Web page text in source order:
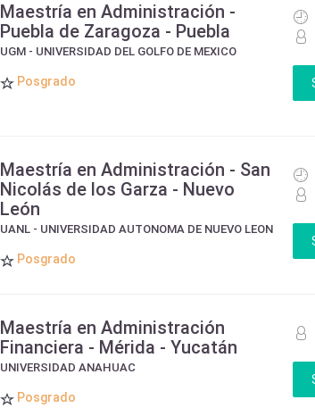
Maestría en Administración -
Puebla de Zaragoza - Puebla
UGM - UNIVERSIDAD DEL GOLFO DE MEXICO
Posgrado
Maestría en Administración - San
Nicolás de los Garza - Nuevo
León
UANL - UNIVERSIDAD AUTONOMA DE NUEVO LEON
Posgrado
Maestría en Administración
Financiera - Mérida - Yucatán
UNIVERSIDAD ANAHUAC
Posgrado